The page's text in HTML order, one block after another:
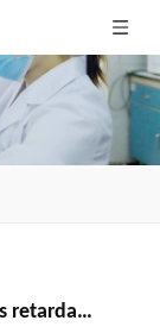
la construcción - Textiles